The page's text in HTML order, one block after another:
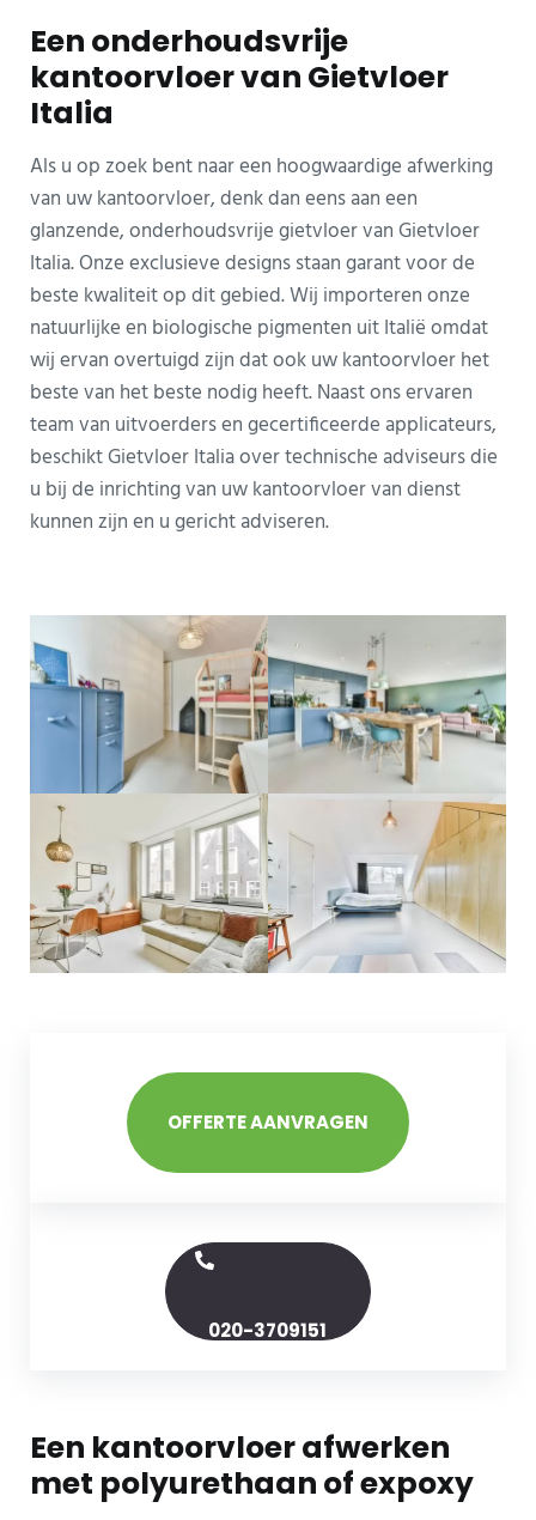
Een onderhoudsvrije
kantoorvloer van Gietvloer
Italia
Als u op zoek bent naar een hoogwaardige afwerking
van uw kantoorvloer, denk dan eens aan een
glanzende, onderhoudsvrije gietvloer van Gietvloer
Italia. Onze exclusieve designs staan garant voor de
beste kwaliteit op dit gebied. Wij importeren onze
natuurlijke en biologische pigmenten uit Italië omdat
wij ervan overtuigd zijn dat ook uw kantoorvloer het
beste van het beste nodig heeft. Naast ons ervaren
team van uitvoerders en gecertificeerde applicateurs,
beschikt Gietvloer Italia over technische adviseurs die
u bij de inrichting van uw kantoorvloer van dienst
kunnen zijn en u gericht adviseren.
OFFERTE AANVRAGEN
020-3709151
Een kantoorvloer afwerken
met polyurethaan of expoxy